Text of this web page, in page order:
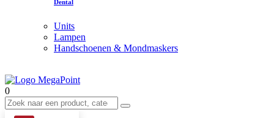
Dental
Units
Lampen
Handschoenen & Mondmaskers
0